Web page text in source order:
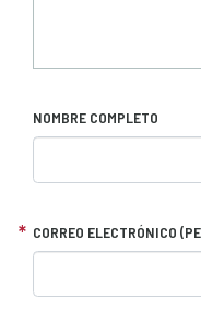
NOMBRE COMPLETO
CORREO ELECTRÓNICO